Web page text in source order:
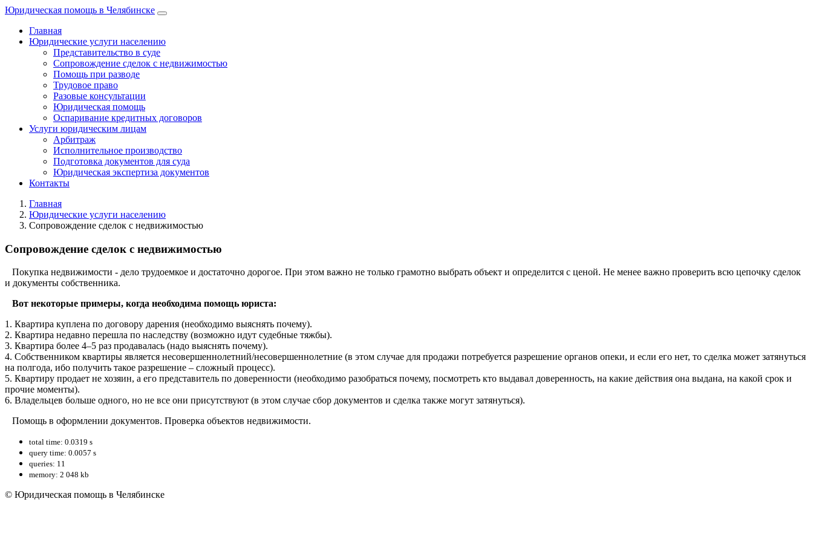
Юридическая помощь в Челябинске
Главная
Юридические услуги населению
Представительство в суде
Сопровождение сделок с недвижимостью
Помощь при разводе
Трудовое право
Разовые консультации
Юридическая помощь
Оспаривание кредитных договоров
Услуги юридическим лицам
Арбитраж
Исполнительное производство
Подготовка документов для суда
Юридическая экспертиза документов
Контакты
Главная
Юридические услуги населению
Сопровождение сделок с недвижимостью
Сопровождение сделок с недвижимостью
Покупка недвижимости - дело трудоемкое и достаточно дорогое. При этом важно не только грамотно выбрать объект и определится с ценой. Не менее важно проверить всю цепочку сделок
и документы собственника.
Вот некоторые примеры, когда необходима помощь юриста:
1. Квартира куплена по договору дарения (необходимо выяснять почему).
2. Квартира недавно перешла по наследству (возможно идут судебные тяжбы).
3. Квартира более 4–5 раз продавалась (надо выяснять почему).
4. Собственником квартиры является несовершеннолетний/несовершеннолетние (в этом случае для продажи потребуется разрешение органов опеки, и если его нет, то сделка может затянуться
на полгода, ибо получить такое разрешение – сложный процесс).
5. Квартиру продает не хозяин, а его представитель по доверенности (необходимо разобраться почему, посмотреть кто выдавал доверенность, на какие действия она выдана, на какой срок и
прочие моменты).
6. Владельцев больше одного, но не все они присутствуют (в этом случае сбор документов и сделка также могут затянуться).
Помощь в оформлении документов. Проверка объектов недвижимости.
total time: 0.0319 s
query time: 0.0057 s
queries: 11
memory: 2 048 kb
© Юридическая помощь в Челябинске